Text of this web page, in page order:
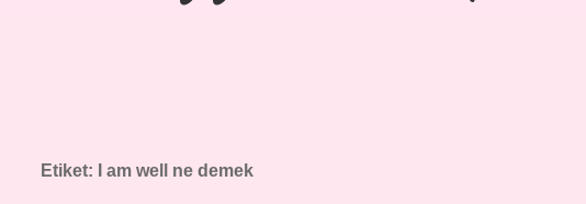
Etiket: I am well ne demek